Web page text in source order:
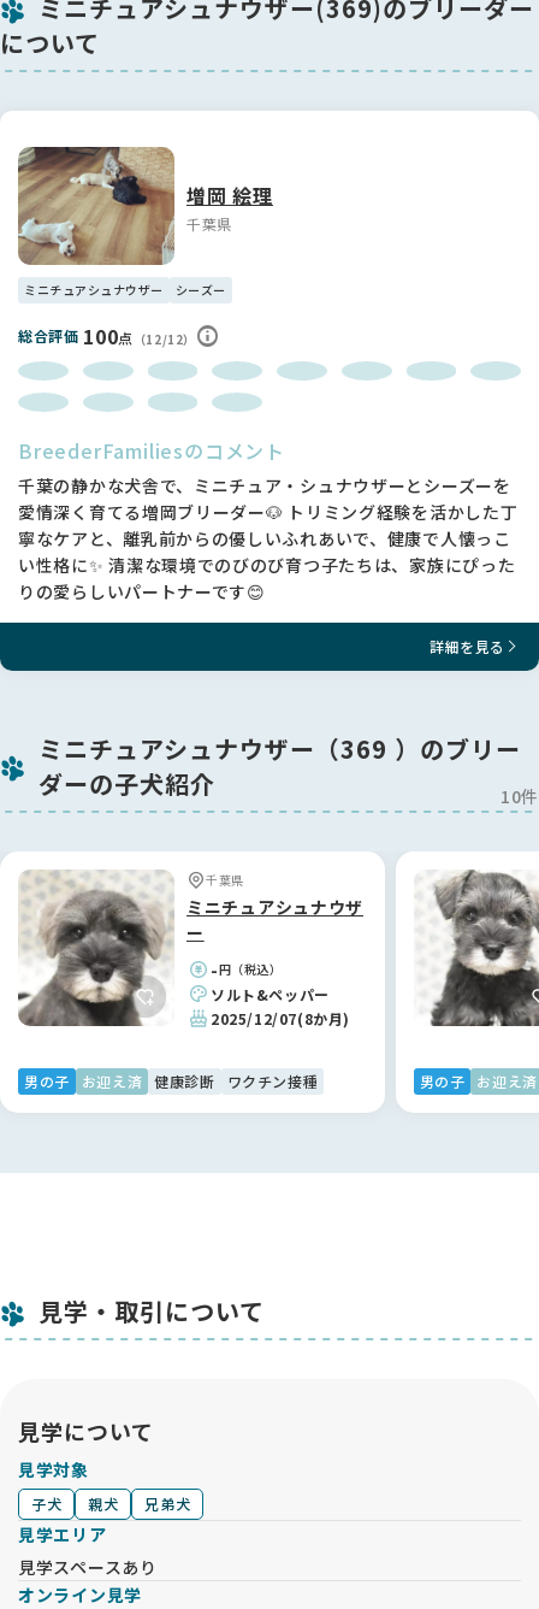
生後8週頃に以下の処置を予定しています：
✔ ファーストワクチン接種
現在のところ、健康面で気になる点は一切ありません。
みんな元気に成長中で、やや「大きめちゃん」です。
小柄なサイズに強くこだわりがある方にはご希望に沿えない場
合がございますので、ご了承ください。
💤 【母犬について】
ママ犬はとても甘えん坊で、
普段は人間の布団にもぐり込んで枕を一緒に使って眠るような
家族思いの性格です💗
次は、その愛情をしっかり受け継いでくれる温かいご家庭との
出会いを願っています🍀
🏡 【見学についてのご案内】
🔸 感染症予防のため、見学前後にペットショップ等へは立ち寄
らずにお越しください。
🔸 先住ペットを連れての見学はご遠慮ください。
🔸 ご見学は、ご家族全員の同意のもとで、実際に飼育される
方・決定権をお持ちの方がご連絡・ご来訪ください。
📱 オンライン見学（ビデオ通話）も可能です！
遠方の方やお時間の限られている方も、お気軽にお問い合わせ
🛡 【病気・ケガの保証について】
お引き渡し日から1ヶ月間の補償保険を、当方の負担でお付け
いたします。
2ヶ月目以降の加入もお引き渡し時にお手続きいただけます
が、加入は任意ですのでご安心ください。
コム社のものとは異なります。
ミニチュアシュナウザー(369)のブリーダー
について
増岡 絵理
千葉県
ミニチュアシュナウザー シーズー
総合評価 100点 （12/12）
BreederFamiliesのコメント
千葉の静かな犬舎で、ミニチュア・シュナウザーとシーズーを
愛情深く育てる増岡ブリーダー🐶 トリミング経験を活かした丁
寧なケアと、離乳前からの優しいふれあいで、健康で人懐っこ
い性格に✨ 清潔な環境でのびのび育つ子たちは、家族にぴった
りの愛らしいパートナーです😊
詳細を見る
ミニチュアシュナウザー（369 ）のブリー
ダーの子犬紹介
10件
千葉県
ミニチュアシュナウザ
ー
-円（税込）
ソルト&ペッパー
2025/12/07(8か月)
男の子 お迎え済 健康診断 ワクチン接種 男の子 お迎え済
見学・取引について
見学について
見学対象
子犬 親犬 兄弟犬
見学エリア
見学スペースあり
オンライン見学